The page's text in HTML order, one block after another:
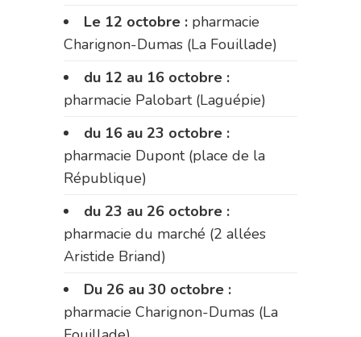
Le 12 octobre : pharmacie
Charignon-Dumas (La Fouillade)
du 12 au 16 octobre :
pharmacie Palobart (Laguépie)
du 16 au 23 octobre :
pharmacie Dupont (place de la
République)
du 23 au 26 octobre :
pharmacie du marché (2 allées
Aristide Briand)
Du 26 au 30 octobre :
pharmacie Charignon-Dumas (La